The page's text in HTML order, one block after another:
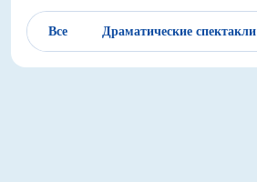
Все Драматические спектакли